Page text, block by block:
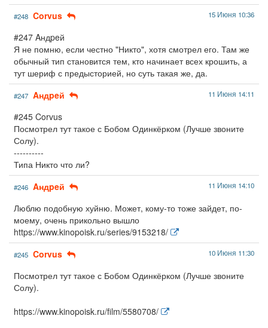
#248 Corvus 15 Июня 10:36
#247 Aндpeй
Я не помню, если честно "Никто", хотя смотрел его. Там же
обычный тип становится тем, кто начинает всех крошить, а
тут шериф с предысторией, но суть такая же, да.
#247 Aндpeй 11 Июня 14:11
#245 Corvus
Посмотрел тут такое с Бобом Одинкёрком (Лучше звоните
Солу).
----------
Типа Никто что ли?
#246 Aндpeй 11 Июня 14:10
Люблю подобную хуйню. Может, кому-то тоже зайдет, по-
моему, очень прикольно вышло
https://www.kinopoisk.ru/series/9153218/
#245 Corvus 10 Июня 11:30
Посмотрел тут такое с Бобом Одинкёрком (Лучше звоните
Солу).
https://www.kinopoisk.ru/film/5580708/